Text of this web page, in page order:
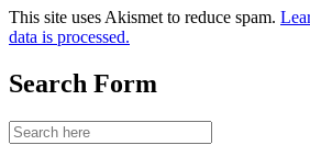
This site uses Akismet to reduce spam.
data is processed.
Search Form